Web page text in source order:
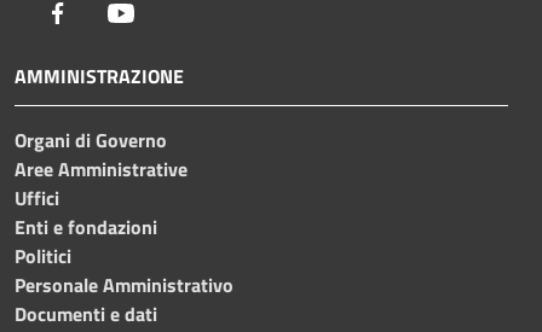
Facebook
AMMINISTRAZIONE
Organi di Governo
Aree Amministrative
Uffici
Enti e fondazioni
Politici
Personale Amministrativo
Documenti e dati